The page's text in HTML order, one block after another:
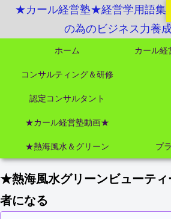
★カール経営塾★経営学用語集
の為のビジネス力養
ホーム
コンサルティング＆研修
認定コンサルタント
★カール経営塾動画★
★熱海風水＆グリーン プ
★熱海風水グリーンビューテ
者になる